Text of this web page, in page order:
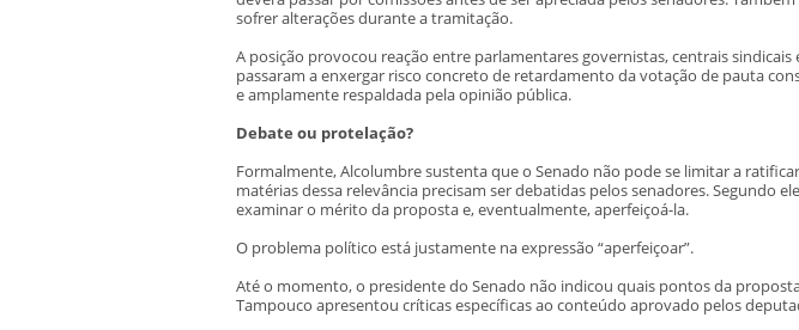
sofrer alterações durante a tramitação.
A posição provocou reação entre parlamentares governistas, centrais
passaram a enxergar risco concreto de retardamento da votação de pauta
e amplamente respaldada pela opinião pública.
Debate ou protelação?
Formalmente, Alcolumbre sustenta que o Senado não pode se limitar a
matérias dessa relevância precisam ser debatidas pelos senadores. Segundo
examinar o mérito da proposta e, eventualmente, aperfeiçoá-la.
O problema político está justamente na expressão “aperfeiçoar”.
Até o momento, o presidente do Senado não indicou quais pontos da
Tampouco apresentou críticas específicas ao conteúdo aprovado pelos